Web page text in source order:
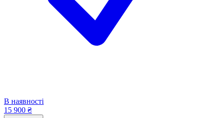
В наявності
15 900 ₴